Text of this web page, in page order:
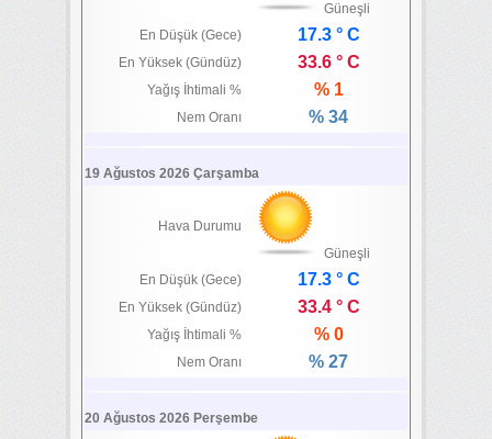
Güneşli
En Düşük (Gece)
17.3 ° C
En Yüksek (Gündüz) 33.6 ° C
Yağış İhtimali % % 1
Nem Oranı % 34
19 Ağustos 2026 Çarşamba
Hava Durumu
Güneşli
En Düşük (Gece)
17.3 ° C
En Yüksek (Gündüz) 33.4 ° C
Yağış İhtimali % % 0
Nem Oranı % 27
20 Ağustos 2026 Perşembe